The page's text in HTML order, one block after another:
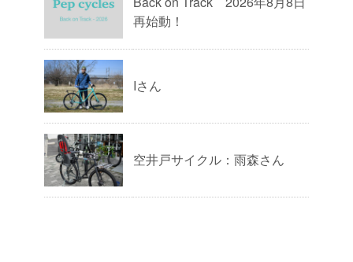
再始動！
Iさん
空井戸サイクル：雨森さん